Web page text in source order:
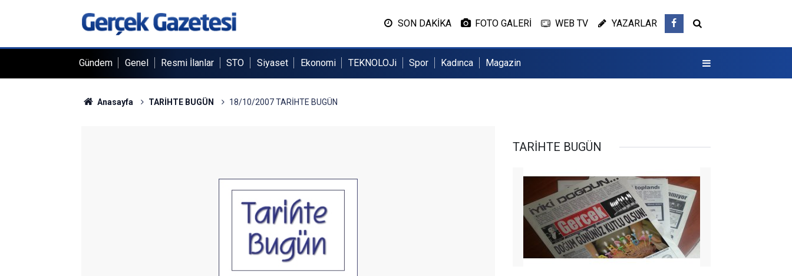
SON DAKİKA FOTO GALERİ WEB TV YAZARLAR
Gündem Genel Resmi İlanlar STO Siyaset Ekonomi TEKNOLOJi Spor Kadınca Magazin
Anasayfa TARİHTE BUGÜN 18/10/2007 TARİHTE BUGÜN
TARİHTE BUGÜN